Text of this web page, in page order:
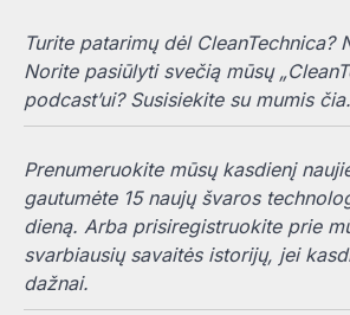
Turite patarimų dėl CleanTechnica?
Norite pasiūlyti svečią mūsų
podcast’ui? Susisiekite su mumis čia.
Prenumeruokite mūsų kasdienį
gautumėte 15 naujų švaros
dieną. Arba prisiregistruokite prie
svarbiausių savaitės istorijų, jei
dažnai.